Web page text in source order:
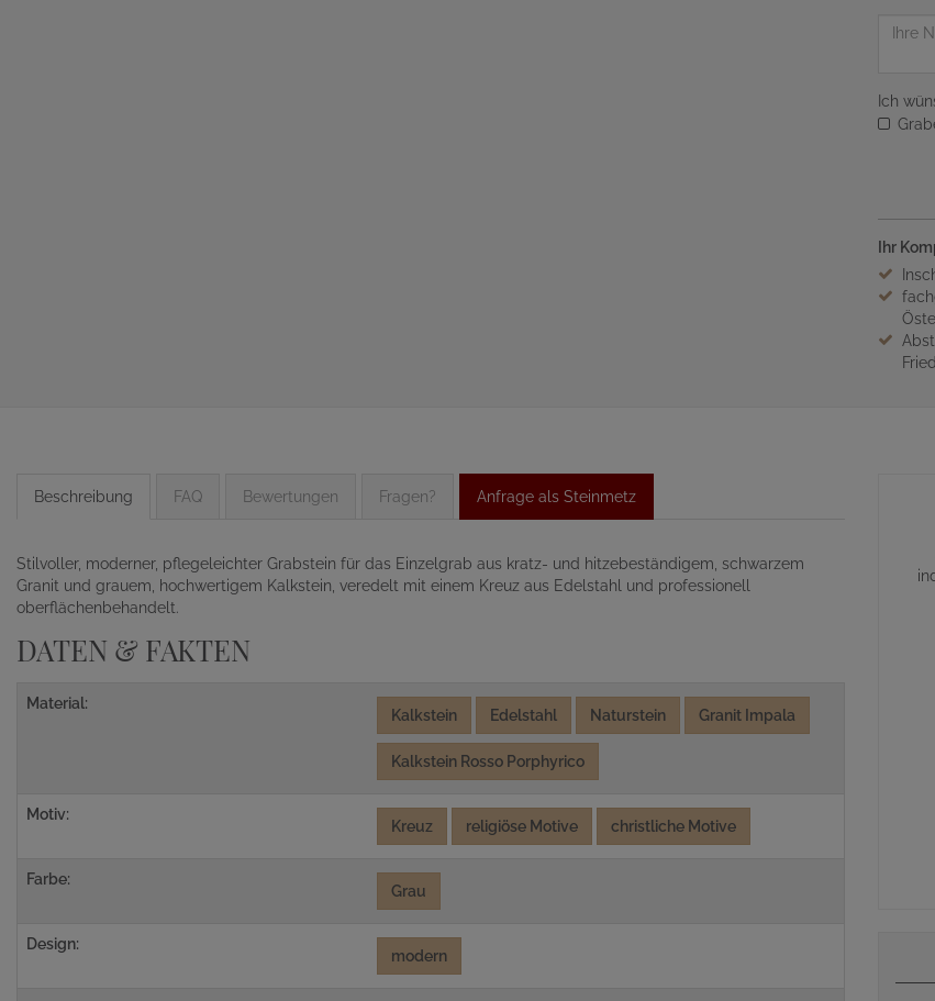
Ich
Ihr
Beschreibung FAQ Bewertungen Fragen? Anfrage als Steinmetz
Stilvoller, moderner, pflegeleichter Grabstein für das Einzelgrab aus kratz- und hitzebeständigem, schwarzem
Granit und grauem, hochwertigem Kalkstein, veredelt mit einem Kreuz aus Edelstahl und professionell
oberflächenbehandelt.
DATEN & FAKTEN
Material:
Kalkstein Edelstahl Naturstein Granit Impala
Kalkstein Rosso Porphyrico
Motiv:
Kreuz religiöse Motive christliche Motive
Farbe:
Grau
Design:
modern